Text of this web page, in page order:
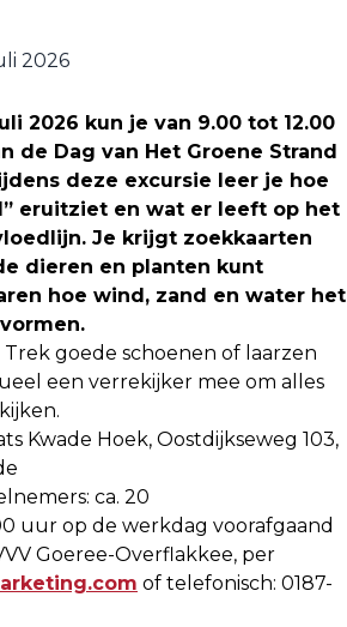
2026
2026 kun je van 9.00 tot 12.00
de Dag van Het Groene Strand
deze excursie leer je hoe
eruitziet en wat er leeft op het
Je krijgt zoekkaarten
dieren en planten kunt
hoe wind, zand en water het
Trek goede schoenen of laarzen
een verrekijker mee om alles
Kwade Hoek, Oostdijkseweg 103,
ca. 20
uur op de werkdag voorafgaand
Goeree-Overflakkee, per
of telefonisch: 0187-